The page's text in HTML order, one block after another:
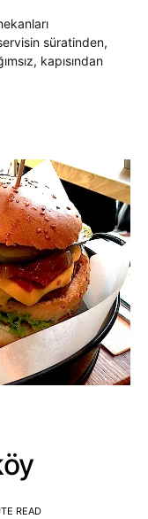
süratinden,
kapısından
READ